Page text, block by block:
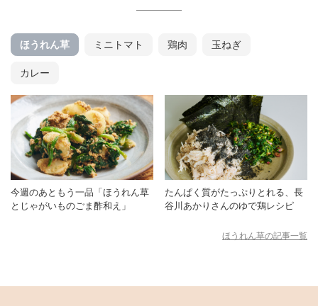
ほうれん草 ミニトマト 鶏肉 玉ねぎ
カレー
今週のあともう一品「ほうれん草
とじゃがいものごま酢和え」
たんぱく質がたっぷりとれる、長
谷川あかりさんのゆで鶏レシピ
ほうれん草の記事一覧